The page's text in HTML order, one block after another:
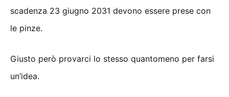
scadenza 23 giugno 2031 devono essere prese con
le pinze.
Giusto però provarci lo stesso quantomeno per farsi
un’idea.